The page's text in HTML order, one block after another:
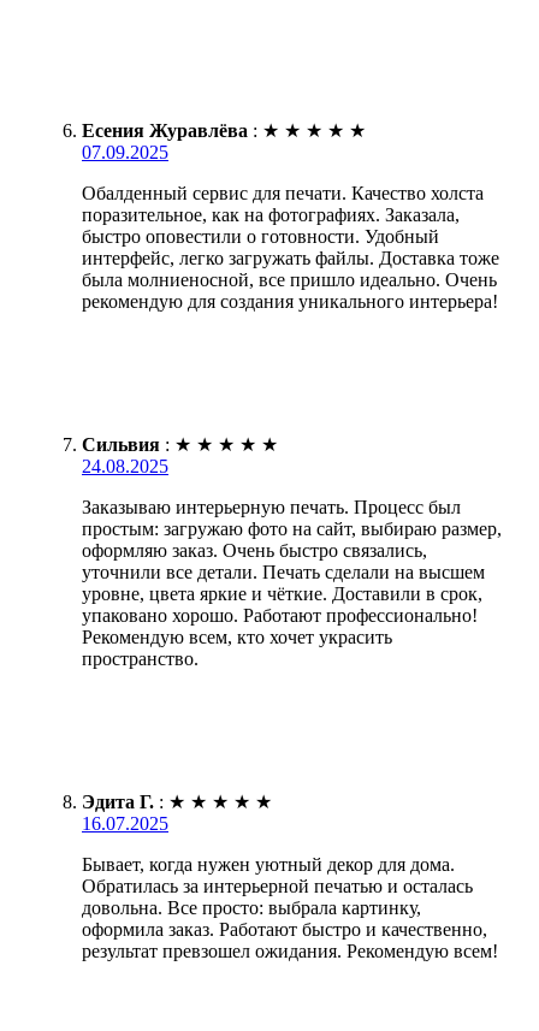
Есения Журавлёва : ★ ★ ★ ★ ★
07.09.2025
Обалденный сервис для печати. Качество холста
поразительное, как на фотографиях. Заказала,
быстро оповестили о готовности. Удобный
интерфейс, легко загружать файлы. Доставка тоже
была молниеносной, все пришло идеально. Очень
рекомендую для создания уникального интерьера!
Сильвия : ★ ★ ★ ★ ★
24.08.2025
Заказываю интерьерную печать. Процесс был
простым: загружаю фото на сайт, выбираю размер,
оформляю заказ. Очень быстро связались,
уточнили все детали. Печать сделали на высшем
уровне, цвета яркие и чёткие. Доставили в срок,
упаковано хорошо. Работают профессионально!
Рекомендую всем, кто хочет украсить
пространство.
Эдита Г. : ★ ★ ★ ★ ★
16.07.2025
Бывает, когда нужен уютный декор для дома.
Обратилась за интерьерной печатью и осталась
довольна. Все просто: выбрала картинку,
оформила заказ. Работают быстро и качественно,
результат превзошел ожидания. Рекомендую всем!